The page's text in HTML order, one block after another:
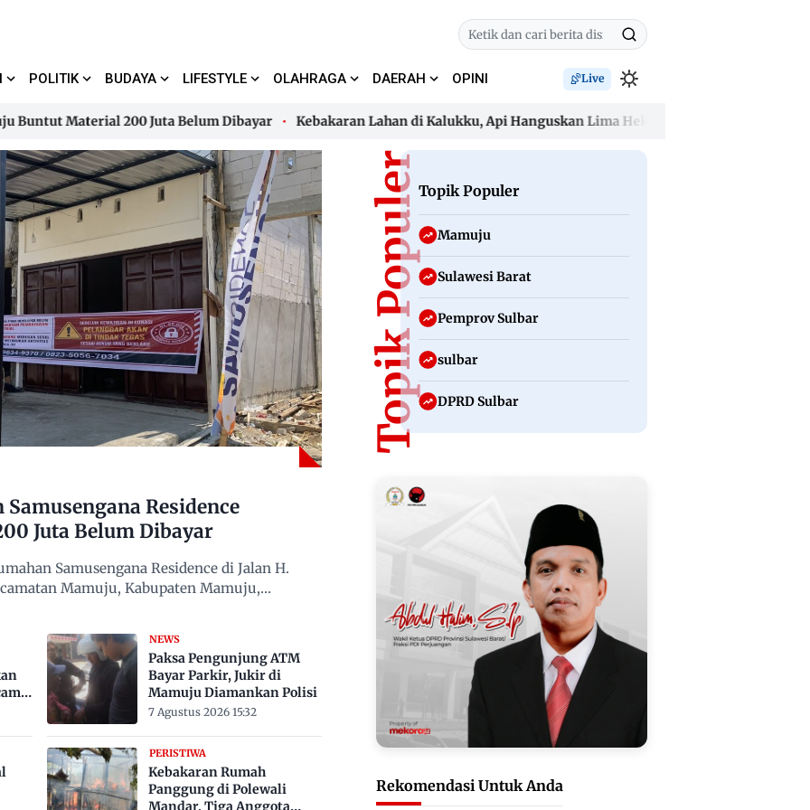
POLITIK BUDAYA LIFESTYLE OLAHRAGA DAERAH OPINI Live
Material 200 Juta Belum Dibayar Kebakaran Lahan di Kalukku, Api Hanguskan Lima Hektare dan Ancam Permukiman
Material 200 Juta Belum Dibayar Kebakaran Lahan di Kalukku, Api Hanguskan Lima Hektare dan Ancam Permukiman
Residence
Juta Belum Dibayar
Samusengana Residence di Jalan H.
Mamuju, Kabupaten Mamuju,
NEWS
Paksa Pengunjung ATM
Bayar Parkir, Jukir di
Mamuju Diamankan Polisi
7 Agustus 2026 15:32
PERISTIWA
Kebakaran Rumah
Panggung di Polewali
Mandar, Tiga Anggota
Topik PopulerTopik Populer
Mamuju
Sulawesi Barat
Pemprov Sulbar
sulbar
DPRD Sulbar
Rekomendasi Untuk Anda